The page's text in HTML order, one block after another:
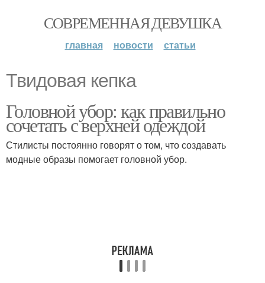
СОВРЕМЕННАЯ ДЕВУШКА
главная новости статьи
Твидовая кепка
Головной убор: как правильно
сочетать с верхней одеждой
Стилисты постоянно говорят о том, что создавать
модные образы помогает головной убор.